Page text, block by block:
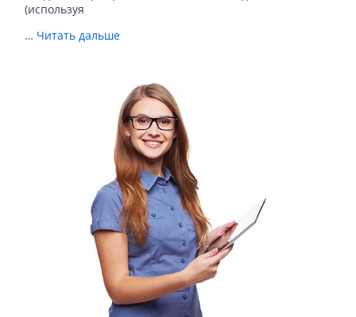
(используя
… Читать дальше